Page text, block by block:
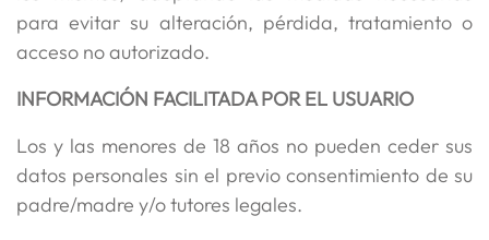
para evitar su alteración, pérdida, tratamiento o
acceso no autorizado.
INFORMACIÓN FACILITADA POR EL USUARIO
Los y las menores de 18 años no pueden ceder sus
datos personales sin el previo consentimiento de su
padre/madre y/o tutores legales.